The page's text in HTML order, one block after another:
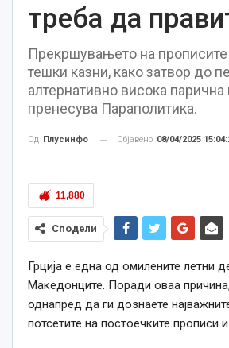
треба да
Прекршувањето на
тешки казни, како затвор до
алтернативно висока парична
пренесува Параполитика.
Од Плусинфо Објавено 08/04/2025
11,880
Сподели
Грција е една од омилените летни
Македонците. Поради оваа
однапред да ги дознаете
потсетите на постоечките прописи